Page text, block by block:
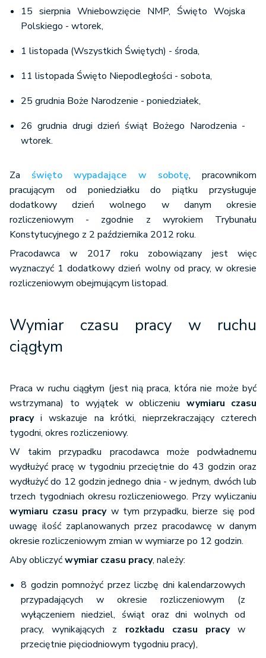
(40 godz.
× 2 dni) - (8
święto)
VII
× 4 tyg.)
VIII
(40 godz.
× 4 tyg.)
+ (8 godz.
× 3 dni) - (8
godz. × 1
święto)
176
IX
× 4 tyg.)
+ (8 godz.
168 21
X
(40 godz.
× 4 tyg.)
+ (8 godz.
× 2 dni)
176 22
XI
(40 godz.
× 4 tyg.)
+ (8 godz.
× 2 dni) - (8
godz. × 2
święta)
160 20
XII
× 4 tyg.)
+ (8 godz.
× 1 dzień) -
(8 godz.
× 2 święta)
152
15 sierpnia Wniebowzięcie NMP, Święto Wojska
Polskiego - wtorek,
1 listopada (Wszystkich Świętych) - środa,
11 listopada Święto Niepodległości - sobota,
25 grudnia Boże Narodzenie - poniedziałek,
26 grudnia drugi dzień świąt Bożego Narodzenia -
wtorek.
Za święto wypadające w sobotę, pracownikom
pracującym od poniedziałku do piątku przysługuje
dodatkowy dzień wolnego w danym okresie
rozliczeniowym - zgodnie z wyrokiem Trybunału
Konstytucyjnego z 2 października 2012 roku.
Pracodawca w 2017 roku zobowiązany jest więc
wyznaczyć 1 dodatkowy dzień wolny od pracy, w okresie
rozliczeniowym obejmującym listopad.
Wymiar czasu pracy w ruchu
ciągłym
Praca w ruchu ciągłym (jest nią praca, która nie może być
wstrzymana) to wyjątek w obliczeniu wymiaru czasu
pracyi wskazuje na krótki, nieprzekraczający czterech
tygodni, okres rozliczeniowy.
W takim przypadku pracodawca może podwładnemu
wydłużyć pracę w tygodniu przeciętnie do 43 godzin oraz
wydłużyć do 12 godzin jednego dnia - w jednym, dwóch lub
trzech tygodniach okresu rozliczeniowego. Przy wyliczaniu
wymiaru czasu pracyw tym przypadku, bierze się pod
uwagę ilość zaplanowanych przez pracodawcę w danym
okresie rozliczeniowym zmian w wymiarze po 12 godzin.
Aby obliczyćwymiar czasu pracy, należy:
8 godzin pomnożyć przez liczbę dni kalendarzowych
przypadających w okresie rozliczeniowym (z
wyłączeniem niedziel, świąt oraz dni wolnych od
pracy, wynikających z rozkładu czasu pracyw
przeciętnie pięciodniowym tygodniu pracy),